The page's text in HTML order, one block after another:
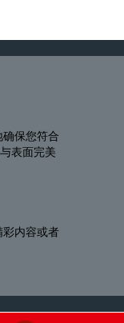
保您符合
表面完美
内容或者